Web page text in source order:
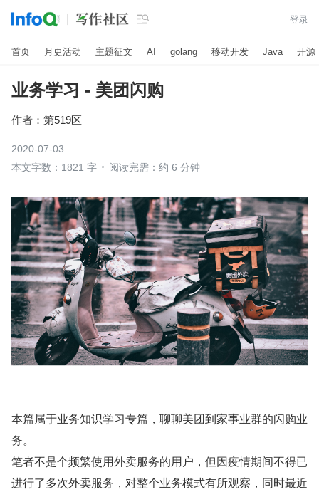
 登录
首页 月更活动 主题征文 AI golang 移动开发 Java 开源
业务学习 - 美团闪购
作者： 第519区
2020-07-03
本文字数：1821 字
阅读完需：约 6 分钟
本篇属于业务知识学习专篇，聊聊美团到家事业群的闪购业
务。
笔者不是个频繁使用外卖服务的用户，但因疫情期间不得已
进行了多次外卖服务，对整个业务模式有所观察，同时最近